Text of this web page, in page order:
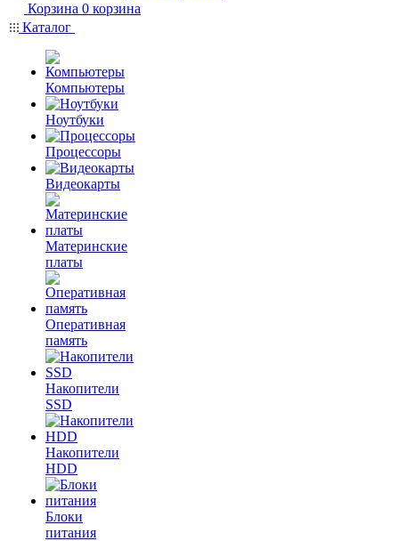
Корзина 0 корзина
Каталог
Компьютеры
Ноутбуки
Процессоры
Видеокарты
Материнские
платы
Оперативная
память
Накопители
SSD
Накопители
HDD
Блоки
питания